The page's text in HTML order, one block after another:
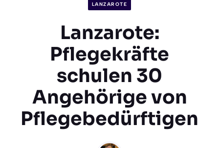
LANZAROTE
Lanzarote:
Pflegekräfte
schulen 30
Angehörige von
Pflegebedürftigen